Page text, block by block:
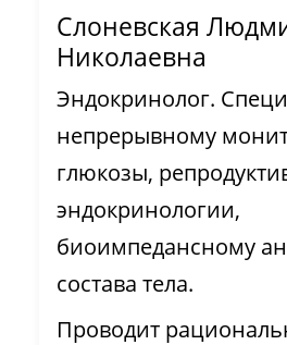
Слоневская
Николаевна
Эндокринолог.
непрерывному
глюкозы,
эндокринологии,
биоимпедансному
состава тела.
Проводит